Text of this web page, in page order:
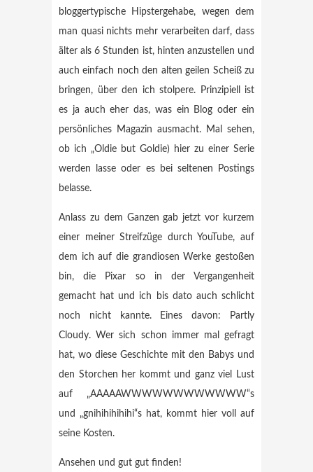
bloggertypische Hipstergehabe, wegen dem
man quasi nichts mehr verarbeiten darf, dass
älter als 6 Stunden ist, hinten anzustellen und
auch einfach noch den alten geilen Scheiß zu
bringen, über den ich stolpere. Prinzipiell ist
es ja auch eher das, was ein Blog oder ein
persönliches Magazin ausmacht. Mal sehen,
ob ich „Oldie but Goldie) hier zu einer Serie
werden lasse oder es bei seltenen Postings
belasse.
Anlass zu dem Ganzen gab jetzt vor kurzem
einer meiner Streifzüge durch YouTube, auf
dem ich auf die grandiosen Werke gestoßen
bin, die Pixar so in der Vergangenheit
gemacht hat und ich bis dato auch schlicht
noch nicht kannte. Eines davon: Partly
Cloudy. Wer sich schon immer mal gefragt
hat, wo diese Geschichte mit den Babys und
den Storchen her kommt und ganz viel Lust
auf „AAAAAWWWWWWWWWWWW“s
und „gnihihihihihi“s hat, kommt hier voll auf
seine Kosten.
Ansehen und gut gut finden!